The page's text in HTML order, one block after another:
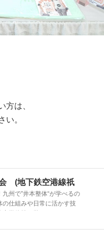
方は、
い。
(地下鉄空港線祇
州で”井本整体“が学べるの
の仕組みや日常に活かす技
学体操を学びます。もっ